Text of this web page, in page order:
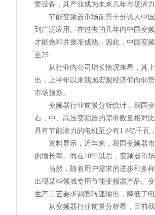
要设备，其产业成为未来几年市场潜力
节能变频器市场前景十分诱人中国
到广泛应用。在过去的几年内中国变
才能饱和并逐渐成熟。因此，中国变
至25.
从行业内公司增长情况来看，其上
出，上半年以来我国宏观经济偏向弱
市场预期。
变频器行业前景分析统计，我国变
右，中、高压变频器的需求数量相对
具有节能潜力的电机至少有1.8亿千瓦
资料显示，近年来，我国变频器市
的增长率。而在10年以后，变频器市场
当然，随着用户需求的进步和多样
出现某些领域专用节能变频器产品。
生产工艺要求调整转速输出，降低了
从变频器行业前景分析看，目前我